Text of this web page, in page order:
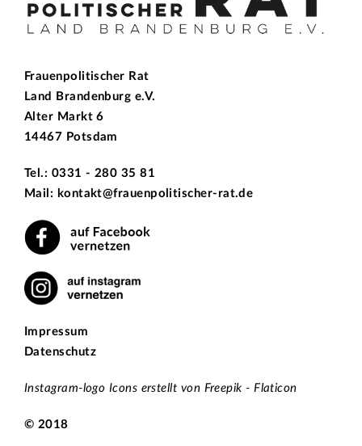
Frauenpolitischer Rat
Land Brandenburg e.V.
Alter Markt 6
14467 Potsdam
Tel.: 0331 - 280 35 81
Mail: kontakt@frauenpolitischer-rat.de
Impressum
Datenschutz
Instagram-logo Icons erstellt von Freepik - Flaticon
© 2018